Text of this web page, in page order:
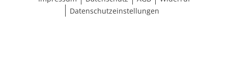
Datenschutzeinstellungen